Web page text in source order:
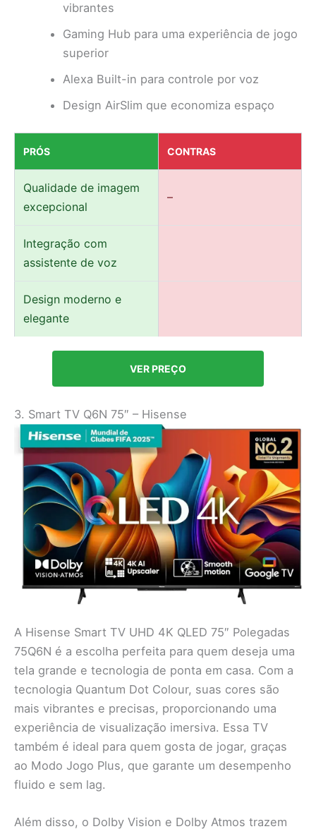
vibrantes
Gaming Hub para uma experiência de jogo
superior
Alexa Built-in para controle por voz
Design AirSlim que economiza espaço
PRÓS CONTRAS
Qualidade de imagem
excepcional
–
Integração com
assistente de voz
Design moderno e
elegante
VER PREÇO
3. Smart TV Q6N 75″ – Hisense
A Hisense Smart TV UHD 4K QLED 75″ Polegadas
75Q6N é a escolha perfeita para quem deseja uma
tela grande e tecnologia de ponta em casa. Com a
tecnologia Quantum Dot Colour, suas cores são
mais vibrantes e precisas, proporcionando uma
experiência de visualização imersiva. Essa TV
também é ideal para quem gosta de jogar, graças
ao Modo Jogo Plus, que garante um desempenho
fluido e sem lag.
Além disso, o Dolby Vision e Dolby Atmos trazem